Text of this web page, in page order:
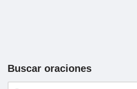
Buscar oraciones